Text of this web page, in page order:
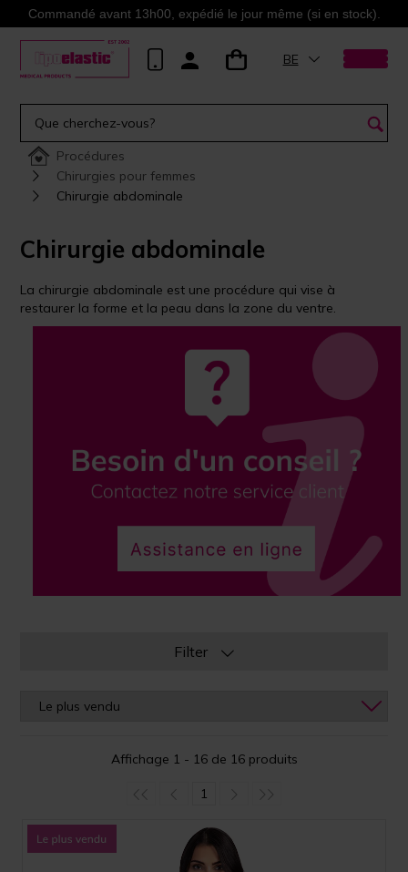
Commandé avant 13h00, expédié le jour même (si en stock).
BE
Procédures
Chirurgies pour femmes
Chirurgie abdominale
Chirurgie abdominale
La chirurgie abdominale est une procédure qui vise à
restaurer la forme et la peau dans la zone du ventre.
Filter
Affichage 1 - 16 de 16 produits
1